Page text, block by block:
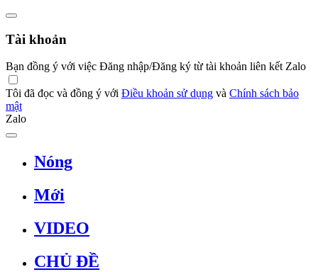
Tài khoản
Bạn đồng ý với việc Đăng nhập/Đăng ký từ tài khoản liên kết Zalo
Tôi đã đọc và đồng ý với Điều khoản sử dụng và Chính sách bảo
mật
Zalo
Nóng
Mới
VIDEO
CHỦ ĐỀ